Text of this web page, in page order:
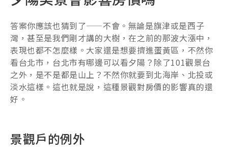
答案你應該也猜到了——不會。無論是旗津或是西子
灣，甚至是我們剛才講的大樹，在之前的那波大漲中，
表現也都不怎麼樣。大家還是想要擠進蛋黃區，不然你
看台北市，台北市有哪邊可以看夕陽？除了101觀景台
之外，是不是都是山上？不然你就要到北海岸、北投或
淡水這樣。這也就是說，這種景觀對房價的影響真的還
好。
景觀戶的例外